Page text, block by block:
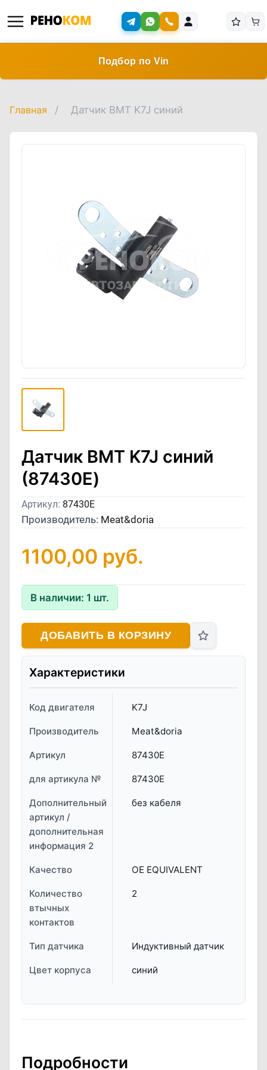
Подбор по Vin
Главная / Датчик ВМТ K7J синий
Датчик ВМТ K7J синий
(87430E)
Артикул: 87430E
Производитель: Meat&doria
1100,00 руб.
В наличии: 1 шт.
ДОБАВИТЬ В КОРЗИНУ
Характеристики
Код двигателя K7J
Производитель Meat&doria
Артикул 87430E
для артикула № 87430E
Дополнительный
артикул /
дополнительная
информация 2
без кабеля
Качество OE EQUIVALENT
Количество
втычных
контактов
2
Тип датчика Индуктивный датчик
Цвет корпуса синий
Подробности